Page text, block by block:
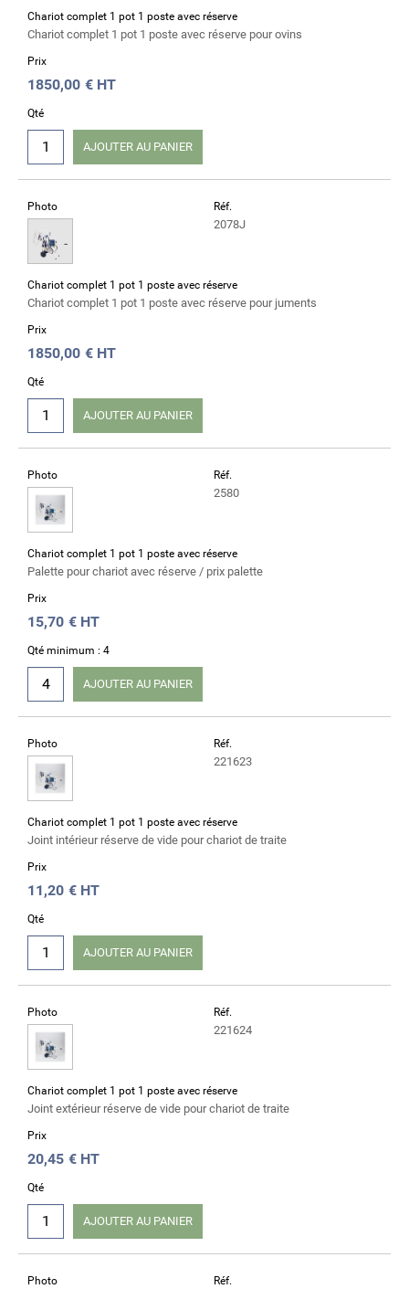
Chariot complet 1 pot 1 poste avec réserve
Chariot complet 1 pot 1 poste avec réserve pour ovins
Prix
1850,00 € HT
Qté
AJOUTER AU PANIER
Réf.
2078J
Photo
Chariot complet 1 pot 1 poste avec réserve
Chariot complet 1 pot 1 poste avec réserve pour juments
Prix
1850,00 € HT
Qté
AJOUTER AU PANIER
Réf.
2580
Photo
Chariot complet 1 pot 1 poste avec réserve
Palette pour chariot avec réserve / prix palette
Prix
15,70 € HT
Qté minimum : 4
AJOUTER AU PANIER
Réf.
221623
Photo
Chariot complet 1 pot 1 poste avec réserve
Joint intérieur réserve de vide pour chariot de traite
Prix
11,20 € HT
Qté
AJOUTER AU PANIER
Réf.
221624
Photo
Chariot complet 1 pot 1 poste avec réserve
Joint extérieur réserve de vide pour chariot de traite
Prix
20,45 € HT
Qté
AJOUTER AU PANIER
Réf.
Photo